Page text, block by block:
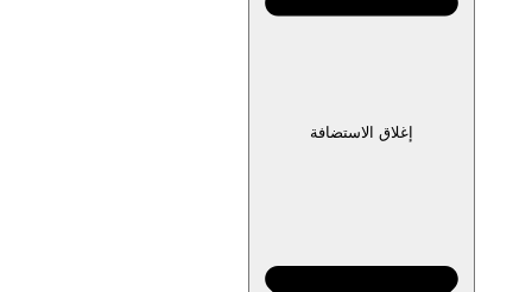
إغلاق الاستضافة